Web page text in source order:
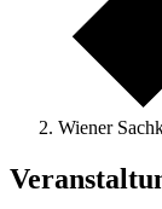
Wiener